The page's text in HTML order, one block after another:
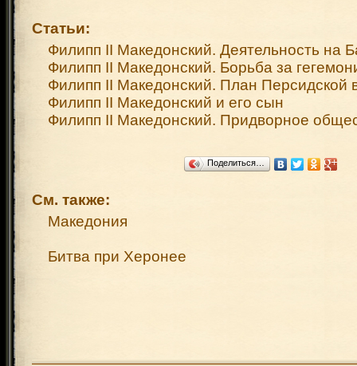
Статьи:
Филипп II Македонский. Деятельность на
Филипп II Македонский. Борьба за
Филипп II Македонский. План Персидской
Филипп II Македонский и его сын
Филипп II Македонский. Придворное
Поделиться…
См. также:
Македония
Битва при Херонее